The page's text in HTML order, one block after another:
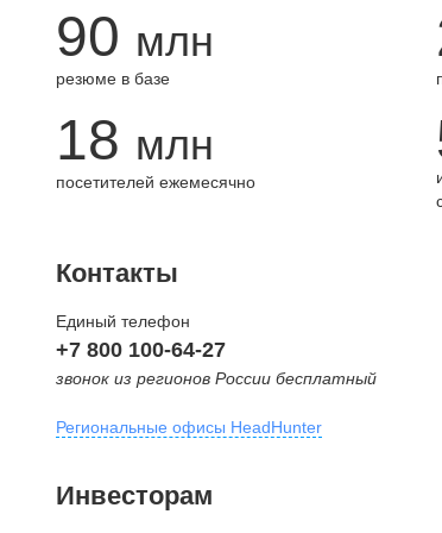
90 млн
резюме в базе
18 млн
посетителей ежемесячно
Контакты
Единый телефон
+7 800 100-64-27
звонок из регионов России бесплатный
Региональные офисы HeadHunter
внутригородская территория
Инвесторам